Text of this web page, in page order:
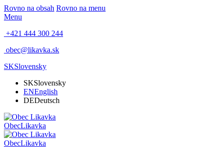
Rovno na obsah Rovno na menu
Menu
+421 444 300 244
obec@likavka.sk
SKSlovensky
SKSlovensky
ENEnglish
DEDeutsch
ObecLikavka
ObecLikavka